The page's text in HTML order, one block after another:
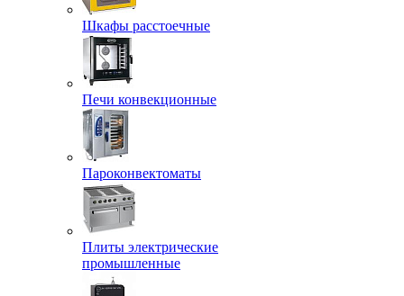
Шкафы расстоечные
Печи конвекционные
Пароконвектоматы
Плиты электрические
промышленные